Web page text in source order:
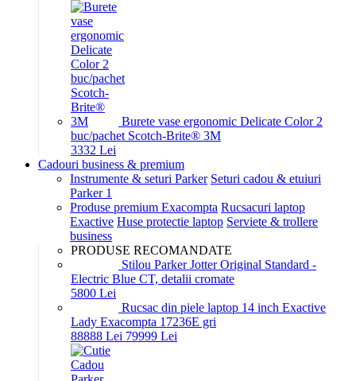
Burete vase ergonomic Delicate Color 2
buc/pachet Scotch-Brite® 3M
3332 Lei
Cadouri business & premium
Instrumente & seturi Parker Seturi cadou & etuiuri
Parker 1
Produse premium Exacompta Rucsacuri laptop
Exactive Huse protectie laptop Serviete & trollere
business
PRODUSE RECOMANDATE
Stilou Parker Jotter Original Standard -
Electric Blue CT, detalii cromate
5800 Lei
Rucsac din piele laptop 14 inch Exactive
Lady Exacompta 17236E gri
88888 Lei 79999 Lei